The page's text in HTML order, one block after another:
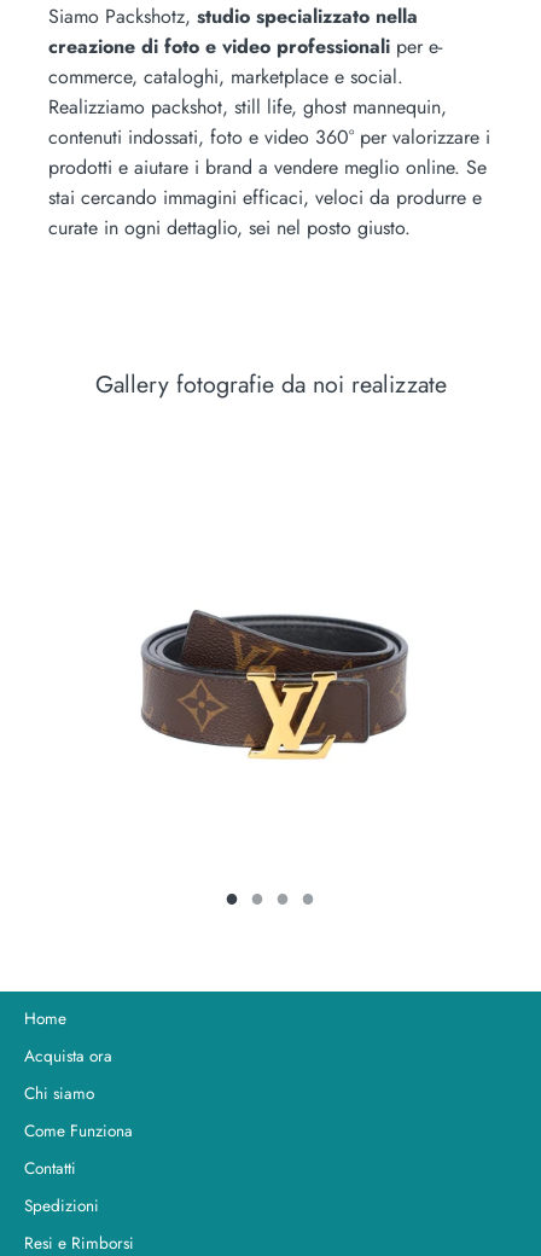
Siamo Packshotz, studio specializzato nella
creazione di foto e video professionali per e-
commerce, cataloghi, marketplace e social.
Realizziamo packshot, still life, ghost mannequin,
contenuti indossati, foto e video 360° per valorizzare i
prodotti e aiutare i brand a vendere meglio online. Se
stai cercando immagini efficaci, veloci da produrre e
curate in ogni dettaglio, sei nel posto giusto.
Gallery fotografie da noi realizzate
Home
Acquista ora
Chi siamo
Come Funziona
Contatti
Spedizioni
Resi e Rimborsi